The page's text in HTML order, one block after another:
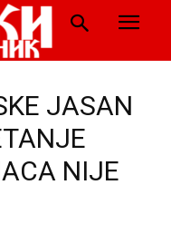
JASAN
NIJE